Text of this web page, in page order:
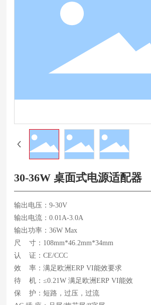
30-36W 桌面式电源适配器
输出电压：9-30V
输出电流：0.01A-3.0A
输出功率：36W Max
尺 寸：108mm*46.2mm*34mm
​​​​​​​认 证：CE/CCC
效 率：满足欧洲ERP VI能效要求
待 机：≤0.21W 满足欧洲ERP VI能效
保 护：短路，过压，过流